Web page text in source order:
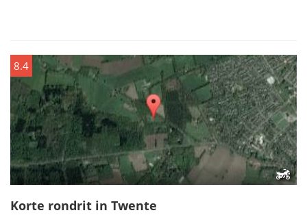
8.4
Korte rondrit in Twente